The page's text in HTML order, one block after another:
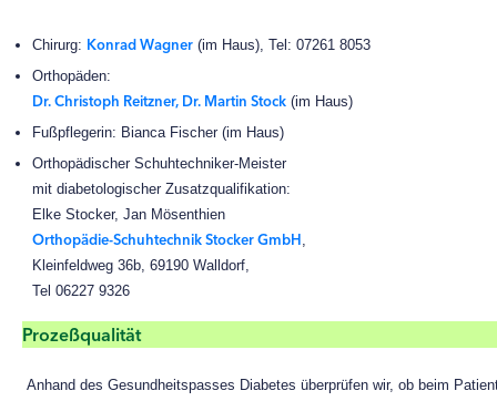
Chirurg: Konrad Wagner (im Haus), Tel: 07261 8053
Orthopäden:
Dr. Christoph Reitzner, Dr. Martin Stock (im Haus)
Fußpflegerin: Bianca Fischer (im Haus)
Orthopädischer Schuhtechniker-Meister
mit diabetologischer Zusatzqualifikation:
Elke Stocker, Jan Mösenthien
Orthopädie-Schuhtechnik Stocker GmbH,
Kleinfeldweg 36b, 69190 Walldorf,
Tel 06227 9326
Prozeßqualität
Anhand des Gesundheitspasses Diabetes überprüfen wir, ob beim